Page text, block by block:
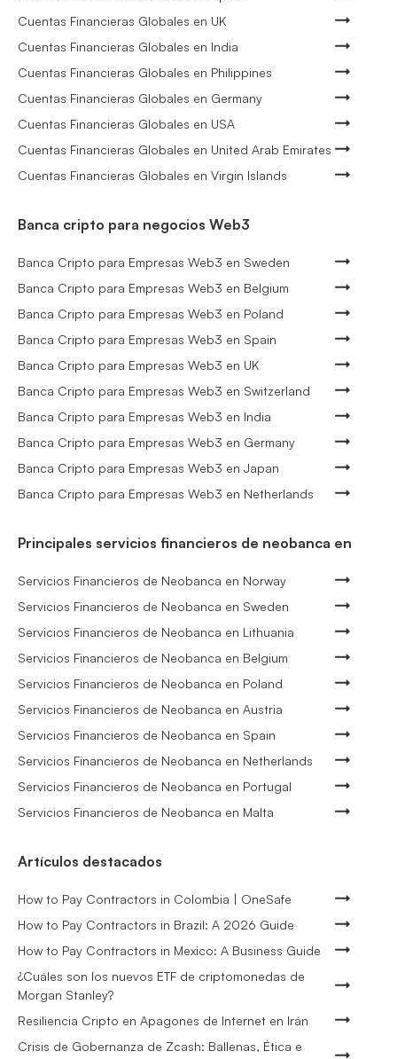
Cuentas Financieras Globales en UK
Cuentas Financieras Globales en India
Cuentas Financieras Globales en Philippines
Cuentas Financieras Globales en Germany
Cuentas Financieras Globales en USA
Cuentas Financieras Globales en United Arab Emirates
Cuentas Financieras Globales en Virgin Islands
Banca cripto para negocios Web3
Banca Cripto para Empresas Web3 en Sweden
Banca Cripto para Empresas Web3 en Belgium
Banca Cripto para Empresas Web3 en Poland
Banca Cripto para Empresas Web3 en Spain
Banca Cripto para Empresas Web3 en UK
Banca Cripto para Empresas Web3 en Switzerland
Banca Cripto para Empresas Web3 en India
Banca Cripto para Empresas Web3 en Germany
Banca Cripto para Empresas Web3 en Japan
Banca Cripto para Empresas Web3 en Netherlands
Principales servicios financieros de neobanca en
Servicios Financieros de Neobanca en Norway
Servicios Financieros de Neobanca en Sweden
Servicios Financieros de Neobanca en Lithuania
Servicios Financieros de Neobanca en Belgium
Servicios Financieros de Neobanca en Poland
Servicios Financieros de Neobanca en Austria
Servicios Financieros de Neobanca en Spain
Servicios Financieros de Neobanca en Netherlands
Servicios Financieros de Neobanca en Portugal
Servicios Financieros de Neobanca en Malta
Artículos destacados
How to Pay Contractors in Colombia | OneSafe
How to Pay Contractors in Brazil: A 2026 Guide
How to Pay Contractors in Mexico: A Business Guide
¿Cuáles son los nuevos ETF de criptomonedas de
Morgan Stanley?
Resiliencia Cripto en Apagones de Internet en Irán
Crisis de Gobernanza de Zcash: Ballenas, Ética e